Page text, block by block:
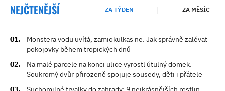
NEJČTENĚJŠÍ ZA TÝDEN ZA MĚSÍC
Monstera vodu uvítá, zamiokulkas ne. Jak správně zalévat
pokojovky během tropických dnů
Na malé parcele na konci ulice vyrostl útulný domek.
Soukromý dvůr přirozeně spojuje sousedy, děti i přátele